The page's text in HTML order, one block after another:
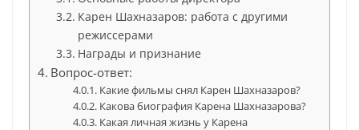
Карен Шахназаров: работа с другими
режиссерами
Награды и признание
Вопрос-ответ:
Какие фильмы снял Карен Шахназаров?
Какова биография Карена Шахназарова?
Какая личная жизнь у Карена